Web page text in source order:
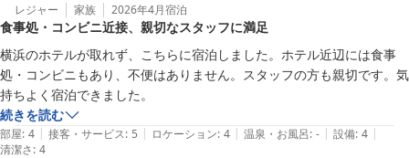
して参ります。
また機会がございましたら是非、当館へお立ち寄りくださいませ。
お客様にまた会える日をお待ち申し上げております。
この度は貴重なお時間の中、口コミにご返信いただきまして誠にあ
りがとうございました。
レジャー 家族 2026年4月宿泊
食事処・コンビニ近接、親切なスタッフに満足
横浜のホテルが取れず、こちらに宿泊しました。ホテル近辺には食事
処・コンビニもあり、不便はありません。スタッフの方も親切です。気
持ちよく宿泊できました。
続きを読む
部屋: 4 | 接客・サービス: 5 | ロケーション: 4 | 温泉・お風呂: - | 設備: 4 |
清潔さ: 4